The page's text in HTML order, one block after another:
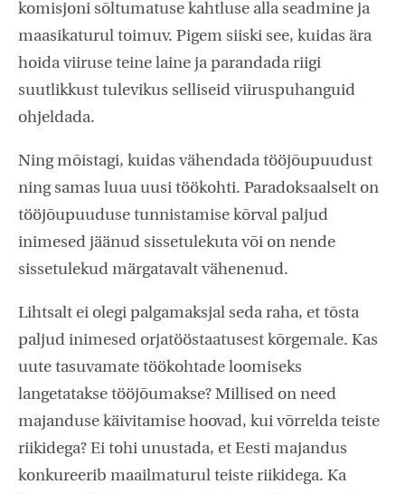
komisjoni sõltumatuse kahtluse alla seadmine ja
maasikaturul toimuv. Pigem siiski see, kuidas ära
hoida viiruse teine laine ja parandada riigi
suutlikkust tulevikus selliseid viiruspuhanguid
ohjeldada.
Ning mõistagi, kuidas vähendada tööjõupuudust
ning samas luua uusi töökohti. Paradoksaalselt on
tööjõupuuduse tunnistamise kõrval paljud
inimesed jäänud sissetulekuta või on nende
sissetulekud märgatavalt vähenenud.
Lihtsalt ei olegi palgamaksjal seda raha, et tõsta
paljud inimesed orjatööstaatusest kõrgemale. Kas
uute tasuvamate töökohtade loomiseks
langetatakse tööjõumakse? Millised on need
majanduse käivitamise hoovad, kui võrrelda teiste
riikidega? Ei tohi unustada, et Eesti majandus
konkureerib maailmaturul teiste riikidega. Ka